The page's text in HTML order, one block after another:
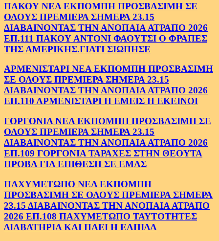
ΠΑΚΟΥ ΝΕΑ ΕΚΠΟΜΠΗ ΠΡΟΣΒΑΣΙΜΗ ΣΕ
ΟΛΟΥΣ ΠΡΕΜΙΕΡΑ ΣΗΜΕΡΑ 23.15
ΔΙΑΒΑΙΝΟΝΤΑΣ ΤΗΝ ΑΝΟΠΑΙΑ ΑΤΡΑΠΟ 2026
ΕΠ.111 ΠΑΚΟΥ ΑΝΤΟΝΙ ΦΑΟΥΤΣΙ Ο ΦΡΑΠΕΣ
ΤΗΣ ΑΜΕΡΙΚΗΣ.ΓΙΑΤΙ ΣΙΩΠΗΣΕ
ΑΡΜΕΝΙΣΤΑΡΙ ΝΕΑ ΕΚΠΟΜΠΗ ΠΡΟΣΒΑΣΙΜΗ
ΣΕ ΟΛΟΥΣ ΠΡΕΜΙΕΡΑ ΣΗΜΕΡΑ 23.15
ΔΙΑΒΑΙΝΟΝΤΑΣ ΤΗΝ ΑΝΟΠΑΙΑ ΑΤΡΑΠΟ 2026
ΕΠ.110 ΑΡΜΕΝΙΣΤΑΡΙ Η ΕΜΕΙΣ Η ΕΚΕΙΝΟΙ
ΓΟΡΓΟΝΙΑ ΝΕΑ ΕΚΠΟΜΠΗ ΠΡΟΣΒΑΣΙΜΗ ΣΕ
ΟΛΟΥΣ ΠΡΕΜΙΕΡΑ ΣΗΜΕΡΑ 23.15
ΔΙΑΒΑΙΝΟΝΤΑΣ ΤΗΝ ΑΝΟΠΑΙΑ ΑΤΡΑΠΟ 2026
ΕΠ.109 ΓΟΡΓΟΝΙΑ ΤΑΡΑΧΕΣ ΣΤΗΝ ΘΕΟΥΤΑ
ΠΡΟΒΑ ΓΙΑ ΕΠΙΘΕΣΗ ΣΕ ΕΜΑΣ
ΠΑΧΥΜΕΤΩΠΟ ΝΕΑ ΕΚΠΟΜΠΗ
ΠΡΟΣΒΑΣΙΜΗ ΣΕ ΟΛΟΥΣ ΠΡΕΜΙΕΡΑ ΣΗΜΕΡΑ
23.15 ΔΙΑΒΑΙΝΟΝΤΑΣ ΤΗΝ ΑΝΟΠΑΙΑ ΑΤΡΑΠΟ
2026 ΕΠ.108 ΠΑΧΥΜΕΤΩΠΟ ΤΑΥΤΟΤΗΤΕΣ
ΔΙΑΒΑΤΗΡΙΑ ΚΑΙ ΠΑΕΙ Η ΕΛΠΙΔΑ